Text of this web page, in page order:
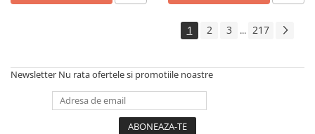
Cabluri si conectori
Cabluri audio
1 2 3 ... 217
Newsletter Nu rata ofertele si promotiile noastre